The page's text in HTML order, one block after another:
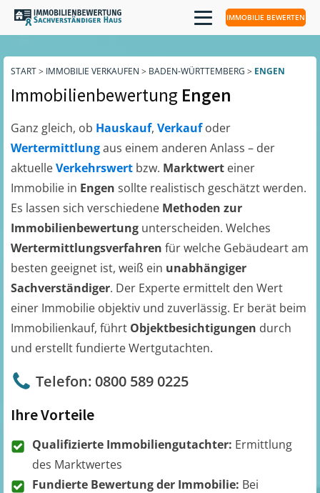
IMMOBILIE BEWERTEN
START> IMMOBILIE VERKAUFEN > BADEN-WÜRTTEMBERG > ENGEN
Immobilienbewertung Engen
Ganz gleich, ob Hauskauf, Verkaufoder
Wertermittlungaus einem anderen Anlass – der
aktuelleVerkehrswert bzw. Marktwert einer
Immobilie in Engen sollte realistisch geschätzt werden.
Es lassen sich verschiedene Methoden zur
Immobilienbewertung unterscheiden. Welches
Wertermittlungsverfahren für welche Gebäudeart am
besten geeignet ist, weiß ein unabhängiger
Sachverständiger. Der Experte ermittelt den Wert
einer Immobilie objektiv und zuverlässig. Er berät beim
Immobilienkauf, führt Objektbesichtigungen durch
und erstellt fundierte Wertgutachten.
Telefon: 0800 589 0225
Ihre Vorteile
Qualifizierte Immobiliengutachter: Ermittlung
des Marktwertes
Fundierte Bewertung der Immobilie: Bei